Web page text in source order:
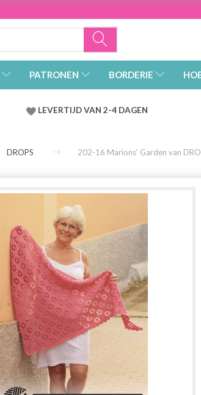
PATRONEN BORDERIE
LEVERTIJD VAN 2-4 DAGEN
DROPS 202-16 Marions' Garden van